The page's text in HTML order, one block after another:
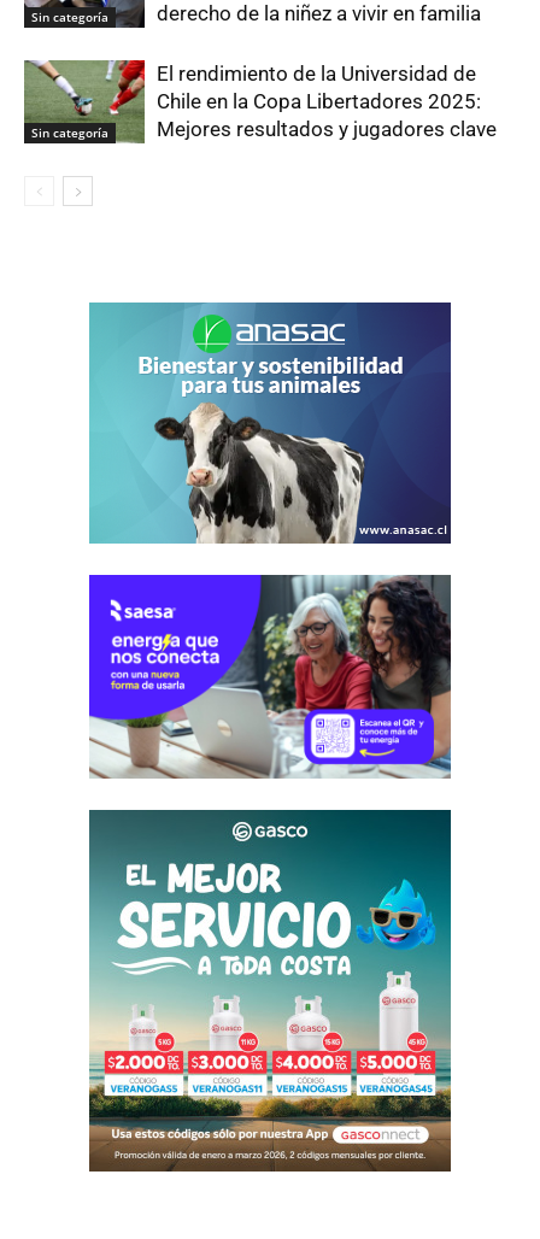
Sin categoría
derecho de la niñez a vivir en familia
Sin categoría
El rendimiento de la Universidad de
Chile en la Copa Libertadores 2025:
Mejores resultados y jugadores clave